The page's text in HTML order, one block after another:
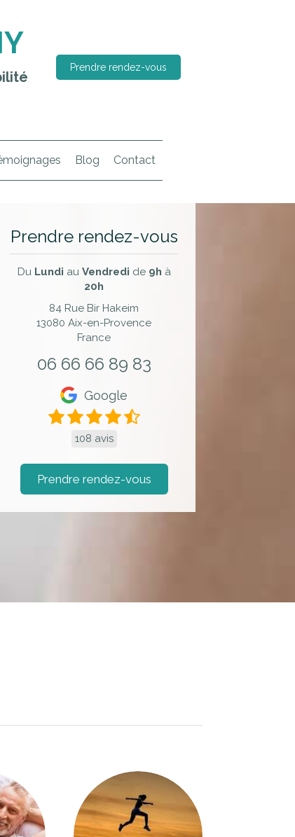
Prendre rendez-vous
Blog Contact
Prendre rendez-vous
Du Lundi au Vendredi de 9h à
20h
84 Rue Bir Hakeim
13080 Aix-en-Provence
France
06 66 66 89 83
Google
108 avis
Prendre rendez-vous